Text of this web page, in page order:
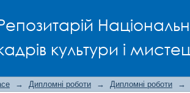
культури і
(на прикладі ТОВ
→ Дипломні роботи → Дипломні роботи →